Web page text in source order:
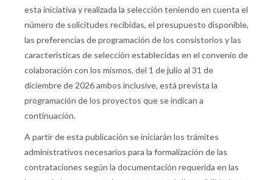
esta iniciativa y realizada la selección teniendo en cuenta el
número de solicitudes recibidas, el presupuesto disponible,
las preferencias de programación de los consistorios y las
características de selección establecidas en el convenio de
colaboración con los mismos, del 1 de julio al 31 de
diciembre de 2026 ambos inclusive, está prevista la
programación de los proyectos que se indican a
continuación.
A partir de esta publicación se iniciarán los trámites
administrativos necesarios para la formalización de las
contrataciones según la documentación requerida en las